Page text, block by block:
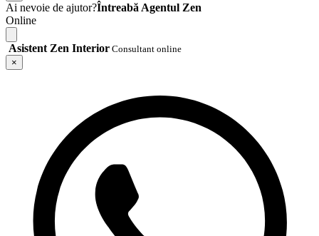
Ai nevoie de ajutor?Întreabă Agentul Zen
Online
Asistent Zen Interior Consultant online
×